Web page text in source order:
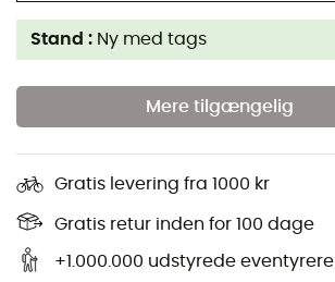
Stand : Ny med tags
Mere tilgængelig
Gratis levering fra 1000 kr
Gratis retur inden for 100 dage
+1.000.000 udstyrede eventyrere